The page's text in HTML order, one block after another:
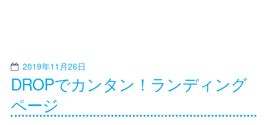
2019年11月26日
DROPでカンタン！ランディング
ページ